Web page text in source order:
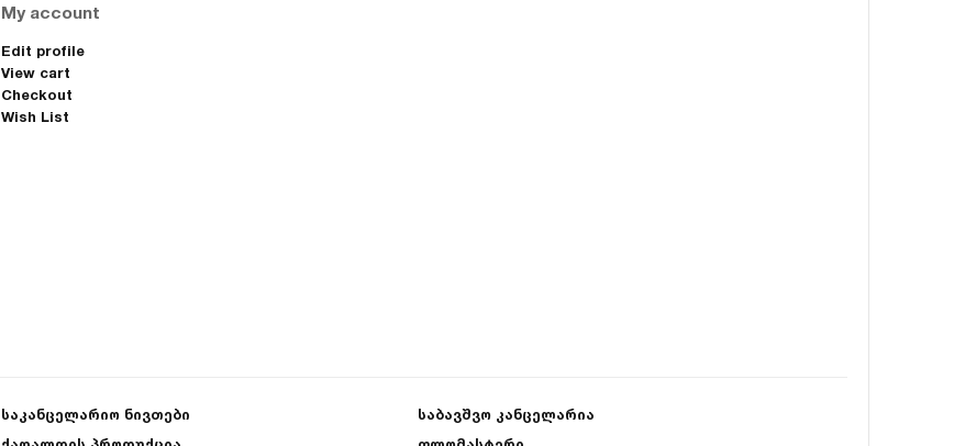
My account
Edit profile
View cart
Checkout
Wish List
საკანცელარიო ნივთები
საბავშვო კანცელარია